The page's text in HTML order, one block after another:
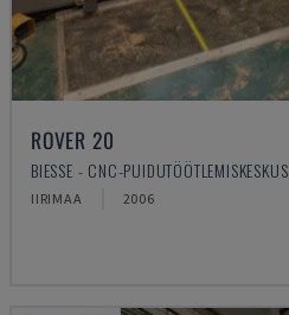
ROVER 20
BIESSE - CNC-PUIDUTÖÖTLEMISKESKUS
IIRIMAA 2006